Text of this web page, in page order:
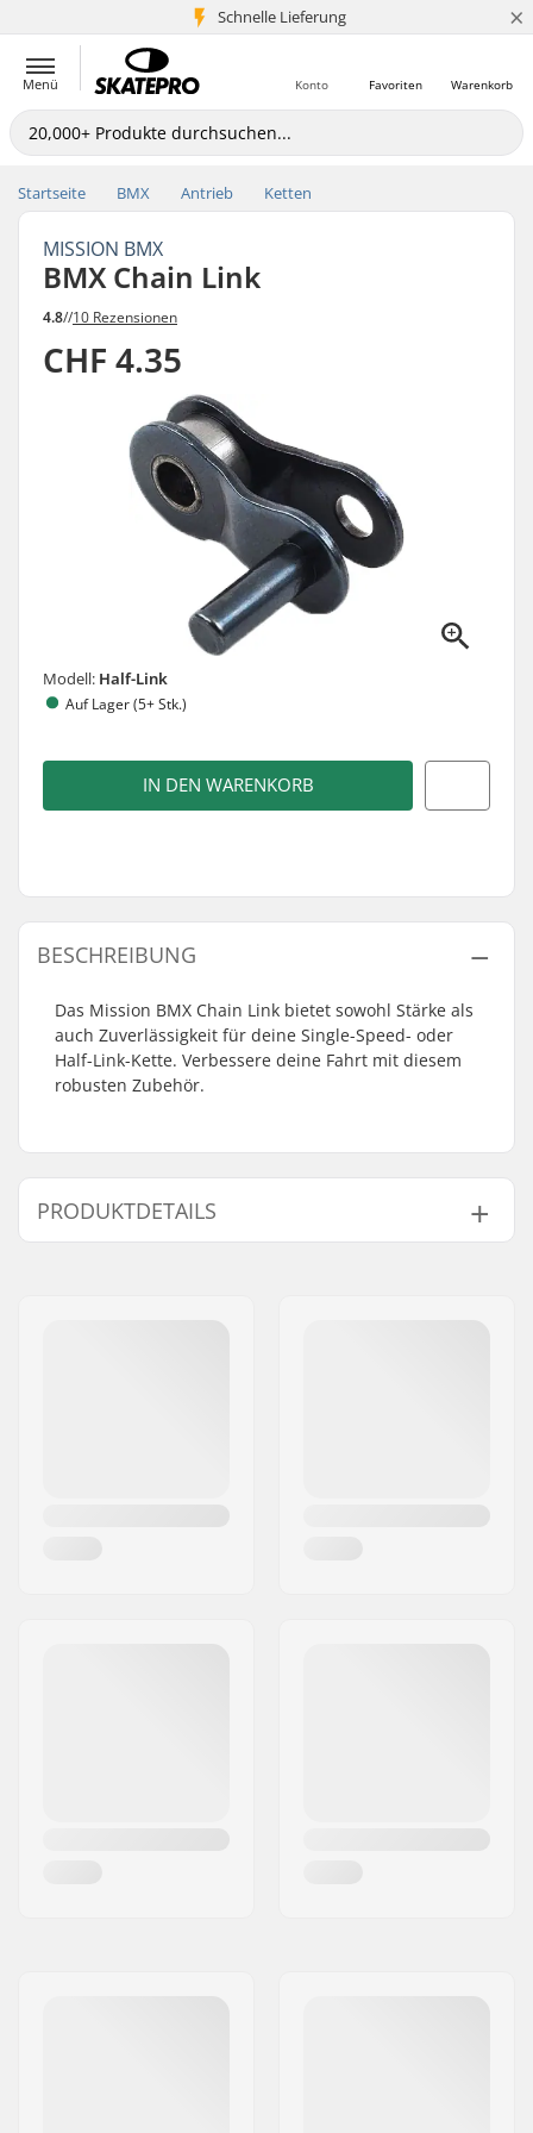
Schnelle Lieferung
5+ Mio. Kunden ×
Menü Warenkorb
Favoriten
Konto
Startseite BMX Antrieb Ketten
MISSION BMX
BMX Chain Link
4.8//10 Rezensionen
CHF 4.35
Modell: Half-Link
Auf Lager (5+ Stk.)
IN DEN WARENKORB
BESCHREIBUNG
Das Mission BMX Chain Link bietet sowohl Stärke als
auch Zuverlässigkeit für deine Single-Speed- oder
Half-Link-Kette. Verbessere deine Fahrt mit diesem
robusten Zubehör.
PRODUKTDETAILS